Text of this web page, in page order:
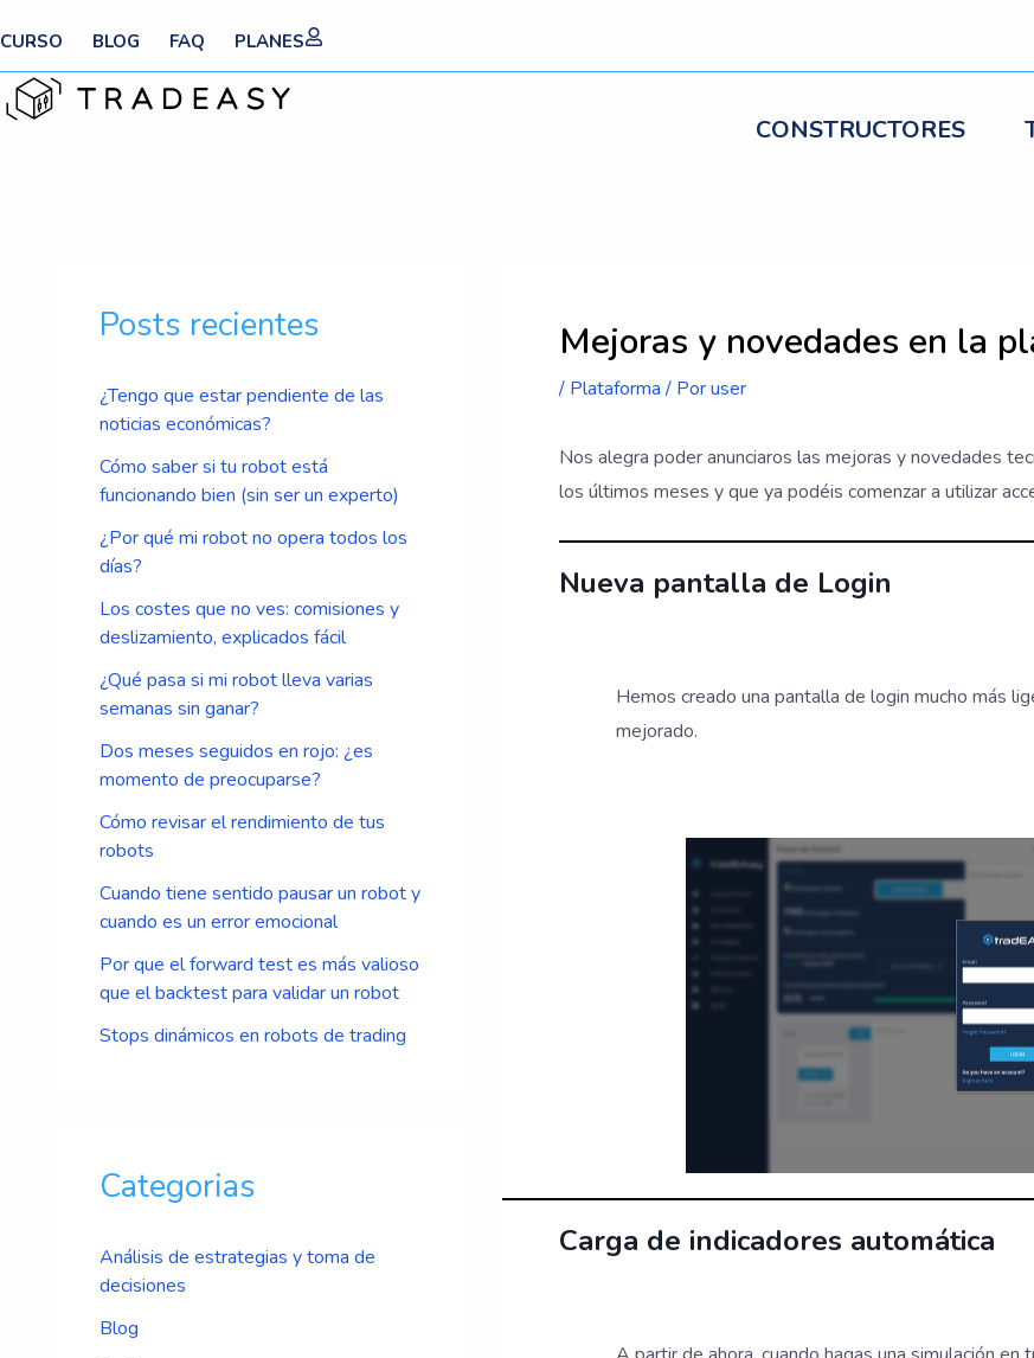
al
contenido
CURSO BLOG FAQ PLANES
CONSTRUCTORES
Posts recientes
¿Tengo que estar pendiente de las
noticias económicas?
Cómo saber si tu robot está
funcionando bien (sin ser un experto)
¿Por qué mi robot no opera todos los
días?
Los costes que no ves: comisiones y
deslizamiento, explicados fácil
¿Qué pasa si mi robot lleva varias
semanas sin ganar?
Dos meses seguidos en rojo: ¿es
momento de preocuparse?
Cómo revisar el rendimiento de tus
robots
Cuando tiene sentido pausar un robot y
cuando es un error emocional
Por que el forward test es más valioso
que el backtest para validar un robot
Stops dinámicos en robots de trading
Categorias
Análisis de estrategias y toma de
decisiones
Blog
Mejoras y novedades en la
/ Plataforma/ Poruser
Nos alegra poder anunciaros las mejoras y novedades
los últimos meses y que ya podéis comenzar a utilizar
Nueva pantalla de Login
Hemos creado una pantalla de login mucho más
mejorado.
Carga de indicadores automática
entradas